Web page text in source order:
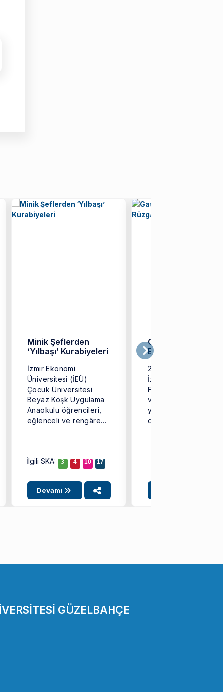
Minik Şeflerden
‘Yılbaşı’ Kurabiyeleri
İzmir Ekonomi
Üniversitesi (İEÜ)
Çocuk Üniversitesi
Beyaz Köşk Uygulama
Anaokulu öğrencileri,
eğlenceli ve rengârenk
İlgili SKA:
3 4 10 17
Devamı
GastroFest’te İzmir
Ekonomi Rüzgarı
2 Kasım 2025
İzmir Tarihi Havagazı
Fabrikası’nda “Yemek
ve Sanat” temasıyla
yıl sekizincisi
düzenlenen
GÜZELBAHÇE